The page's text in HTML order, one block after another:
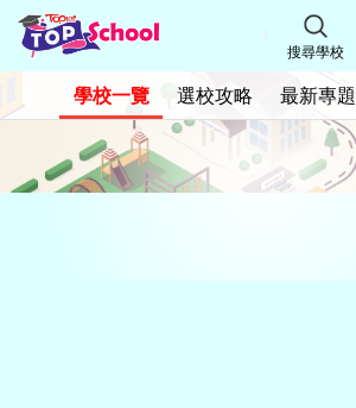
搜尋學校
學校一覽 選校攻略 最新專題